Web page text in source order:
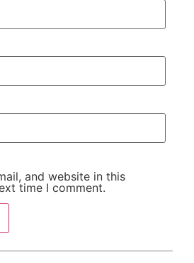
and website in this
time I comment.